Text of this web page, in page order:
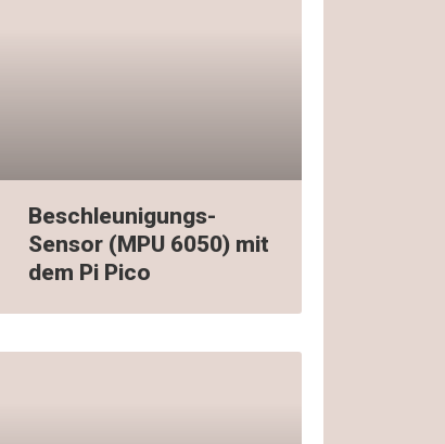
Beschleunigungs-
Sensor (MPU 6050) mit
dem Pi Pico